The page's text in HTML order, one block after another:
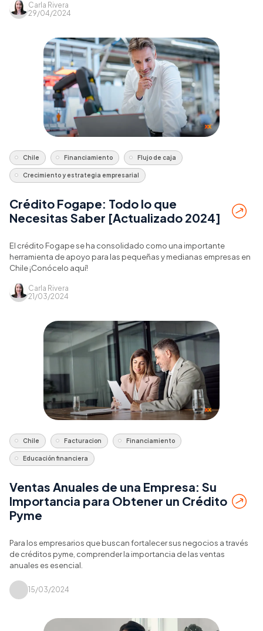
Carla Rivera
29/04/2024
Chile Financiamiento Flujo de caja
Crecimiento y estrategia empresarial
Crédito Fogape: Todo lo que
Necesitas Saber [Actualizado 2024]
El crédito Fogape se ha consolidado como una importante
herramienta de apoyo para las pequeñas y medianas empresas en
Chile ¡Conócelo aquí!
Carla Rivera
21/03/2024
Chile Facturacion Financiamiento
Educación financiera
Ventas Anuales de una Empresa: Su
Importancia para Obtener un Crédito
Pyme
Para los empresarios que buscan fortalecer sus negocios a través
de créditos pyme, comprender la importancia de las ventas
anuales es esencial.
15/03/2024